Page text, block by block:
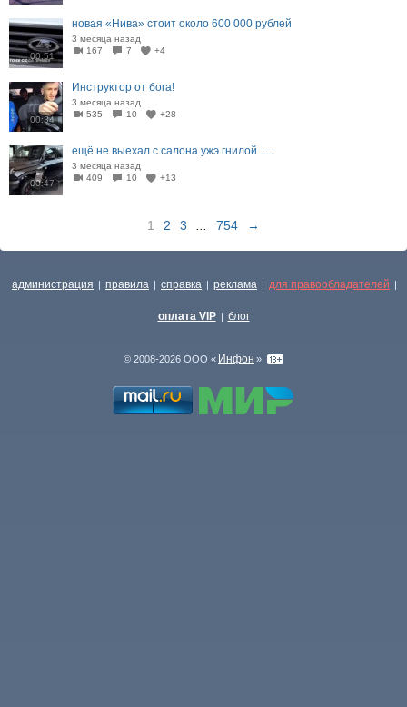
00:51
новая «Нива» стоит около 600 000 рублей
3 месяца назад
167
7 +4
00:34
Инструктор от бога!
3 месяца назад
535
10 +28
00:47
ещё не выехал с салона ужэ гнилой .....
3 месяца назад
409
10 +13
1 2 3 754 →
администрация | правила | справка | реклама | для правообладателей |
оплата VIP | блог
© 2008-2026 ООО « Инфон »